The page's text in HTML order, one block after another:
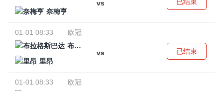
vs
奈梅亨
01-01 08:33
欧冠
布拉格斯巴达
vs
里昂
已结束
01-01 08:33
欧冠